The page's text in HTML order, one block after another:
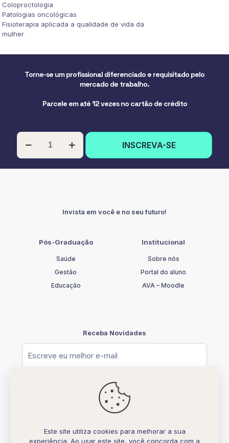
Coloproctologia
Patologias oncológicas
Fisioterapia aplicada a qualidade de vida da
mulher
Torne-se um profissional diferenciado e requisitado pelo
mercado de trabalho.
Parcele em até 12 vezes no cartão de crédito
PÓS-
GRADUAÇÃO
EM
INSCREVA-SE
Invista em você e no seu futuro!
Pós-Graduação
Saúde
Gestão
Educação
Institucional
Sobre nós
Portal do aluno
AVA – Moodle
Receba Novidades
Este site utiliza cookies para melhorar a sua
experiência. Ao usar este site, você concorda com a